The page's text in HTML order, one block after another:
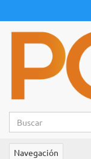
Navegación